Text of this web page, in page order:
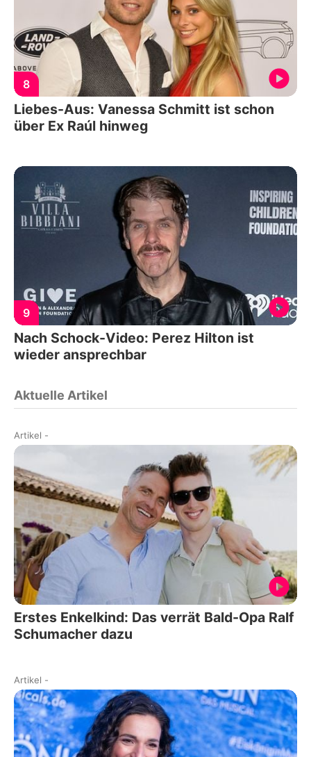
8
Liebes-Aus: Vanessa Schmitt ist schon
über Ex Raúl hinweg
9
Nach Schock-Video: Perez Hilton ist
wieder ansprechbar
Aktuelle Artikel
Artikel -
Erstes Enkelkind: Das verrät Bald-Opa Ralf
Schumacher dazu
Artikel -